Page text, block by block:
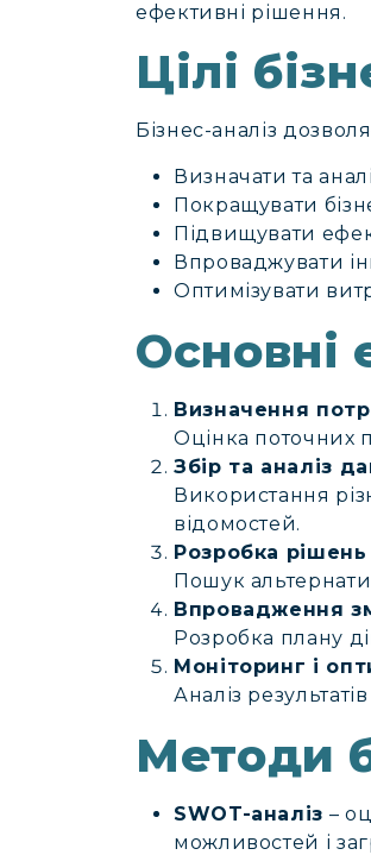
ефективні рішення.
Цілі
Бізнес-аналіз
Визначати та
Покращувати
Підвищувати
Впроваджувати
Оптимізувати
Основні
Визначення
Оцінка поточних
Збір та аналіз
Використання
відомостей.
Розробка рішень
Пошук
Впровадження
Розробка плану
Моніторинг і
Аналіз
Методи
SWOT-аналіз –
можливостей і